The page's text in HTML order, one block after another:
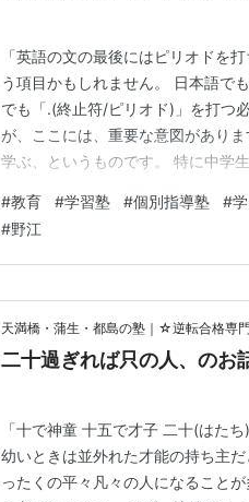
「英語の文の最後にはピリオドを
う項目かもしれません。 日本語で
でも「.(終止符/ピリオド)」を打つ
が、ここには、重要な意図があり
学ぶ、というものです。 特に中学
ですが、この悔しさこそが口酸っ
一見すると「しょうもないミス」だ
#教育 #学習塾 #個別指導塾 #
#野江
天満橋・蒲生・都島の塾｜☆逆転合格専
二十過ぎれば只の人、のお
「十で神童 十五で才子 二十(はた
幼いときは並外れた才能の持ち主
ったくの平々凡々の人になること